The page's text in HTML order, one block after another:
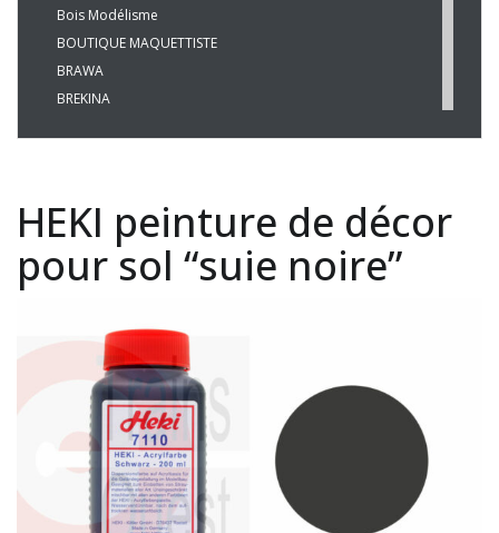
Bois Modélisme
BOUTIQUE MAQUETTISTE
BRAWA
BREKINA
DECAPOD
DISQUE ROUGE
EPM
FLEISCHMANN
HAXO-3D
HEKI
HERKAT
HUMBROL
ITALERI
HEKI peinture de décor
pour sol “suie noire”